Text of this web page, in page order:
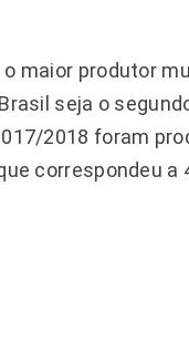
o maior produtor
seja o
2018 foram
correspondeu a